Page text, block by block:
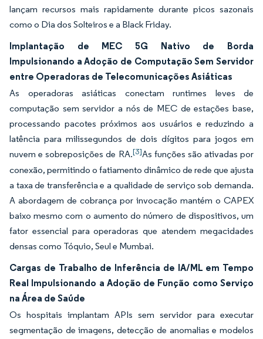
lançam recursos mais rapidamente durante picos sazonais
como o Dia dos Solteiros e a Black Friday.
Implantação de MEC 5G Nativo de Borda
Impulsionando a Adoção de Computação Sem Servidor
entre Operadoras de Telecomunicações Asiáticas
As operadoras asiáticas conectam runtimes leves de
computação sem servidor a nós de MEC de estações base,
processando pacotes próximos aos usuários e reduzindo a
latência para milissegundos de dois dígitos para jogos em
nuvem e sobreposições de RA.[3]As funções são ativadas por
conexão, permitindo o fatiamento dinâmico de rede que ajusta
a taxa de transferência e a qualidade de serviço sob demanda.
A abordagem de cobrança por invocação mantém o CAPEX
baixo mesmo com o aumento do número de dispositivos, um
fator essencial para operadoras que atendem megacidades
densas como Tóquio, Seul e Mumbai.
Cargas de Trabalho de Inferência de IA/ML em Tempo
Real Impulsionando a Adoção de Função como Serviço
na Área de Saúde
Os hospitais implantam APIs sem servidor para executar
segmentação de imagens, detecção de anomalias e modelos